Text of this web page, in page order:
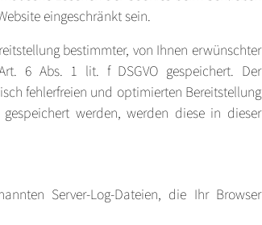
eingeschränkt sein.
bestimmter, von Ihnen erwünschter
6 Abs. 1 lit. f DSGVO gespeichert. Der
fehlerfreien und optimierten Bereitstellung
werden, werden diese in dieser
Server-Log-Dateien, die Ihr Browser